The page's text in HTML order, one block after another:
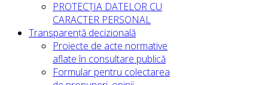
PROTECȚIA DATELOR CU
CARACTER PERSONAL
Transparență decizională
Proiecte de acte normative
aflate în consultare publică
Formular pentru colectarea